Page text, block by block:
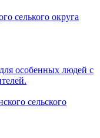
селького округа
особенных людей с
сельского